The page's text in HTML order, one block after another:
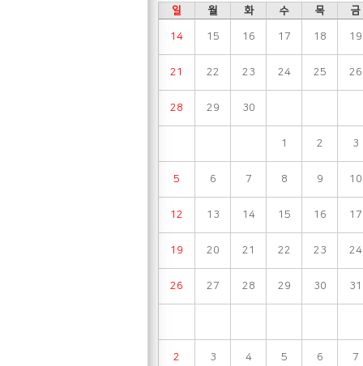
일
월 화 수 목 금
14 15 16 17 18 19
21 22 23 24 25 26
28 29 30
1 2 3
5 6 7 8 9 10
12 13 14 15 16 17
19 20 21 22 23 24
26 27 28 29 30 31
2 3 4 5 6 7